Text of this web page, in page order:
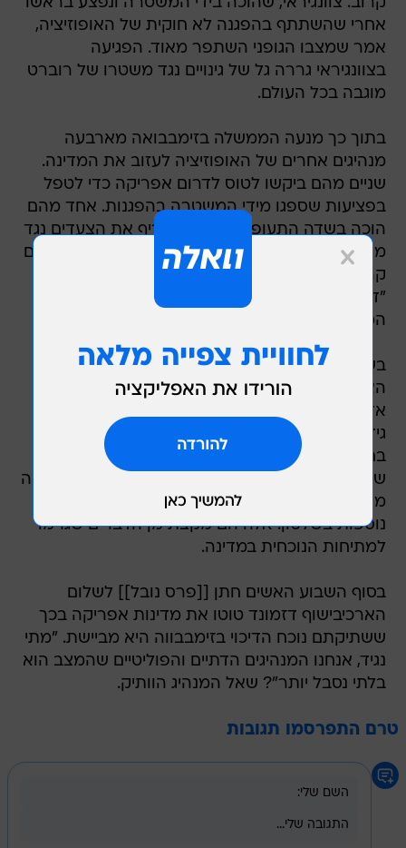
אחרי שהשתתף בהפגנה לא חוקית של האופוזיציה,
אמר שמצבו הגופני השתפר מאוד. הפגיעה
בצוונגיראי גררה גל של גינויים נגד משטרו של רוברט
מוגבה בכל העולם.
בתוך כך מנעה הממשלה בזימבבואה מארבעה
מנהיגים אחרים של האופוזיציה לעזוב את המדינה.
שניים מהם ביקשו לטוס לדרום אפריקה כדי לטפל
בפציעות שספגו מידי המשטרה בהפגנות. אחד מהם
הוכה בשדה התעופה. מוגבה מחריף את הצעדים נגד
מתנגדי משטרו ככל שהוא חש לחוץ יותר לפינה. היום
קרא האיחוד האפריקאי לצדדים במדינה לנהל
"דיאלוג בונה" ביניהם, כדי לפתור את המשבר
המחריף.
בשנה ה-27 לשלטונו של מוגבה במדינה מגיעה
האינפלציה ל-1,700 אחוזים בשנה. מאות אלפי בני
אדם בזימבבואה סובלים מרעב, הבצורת מקשה על
גידול עצמי של מזון ואי אפשר למצוא מוצרי יסוד
בחנויות. בשנים האחרונות טענה האופוזיציה
שהממשלה מזייפת את תוצאות הבחירות. כעת מנסה
מוגבה לשנות את החוקה כך שיוכל להישאר שנתיים
נוספות בשלטון. אלה הם מקצת מן הדברים שגרמו
למתיחות הנוכחית במדינה.
בסוף השבוע האשים חתן [[פרס נובל]] לשלום
הארכיבישוף דזמונד טוטו את מדינות אפריקה בכך
ששתיקתם נוכח הדיכוי בזימבבווה היא מביישת. "מתי
נגיד, אנחנו המנהיגים הדתיים והפוליטיים שהמצב הוא
בלתי נסבל יותר"? שאל המנהיג הוותיק.
טרם התפרסמו תגובות